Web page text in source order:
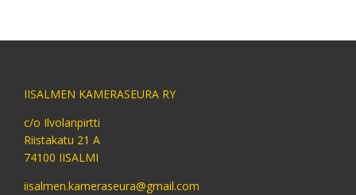
IISALMEN KAMERASEURA RY
c/o Ilvolanpirtti
Riistakatu 21 A
74100 IISALMI
iisalmen.kameraseura@gmail.com